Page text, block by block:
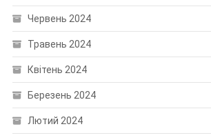
Червень 2024
Травень 2024
Квітень 2024
Березень 2024
Лютий 2024